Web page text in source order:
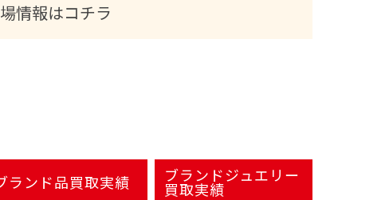
情報はコチラ
ランド品買取実績 ブランドジュエリー
買取実績